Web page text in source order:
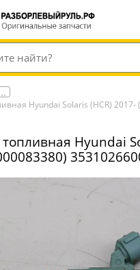
Hyundai Solaris (HCR) 2017-
Hyundai